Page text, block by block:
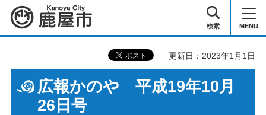
鹿屋市 検索 MENU
更新日：2023年1月1日
広報かのや 平成19年10月
26日号